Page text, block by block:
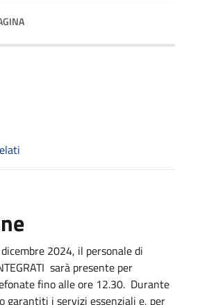
2024, il personale di
sarà presente per
fino alle ore 12.30. Durante
garantiti i servizi essenziali e, per